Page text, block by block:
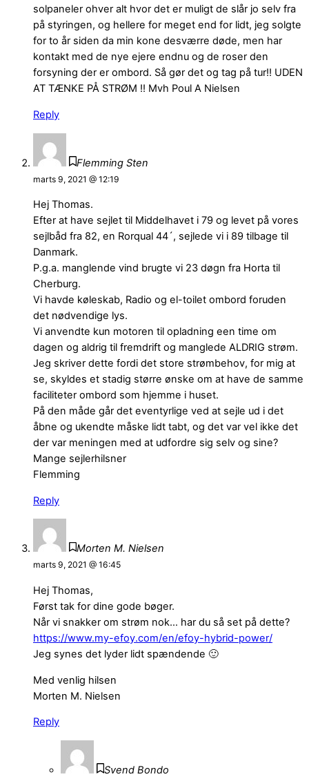
solpaneler ohver alt hvor det er muligt de slår jo selv fra
på styringen, og hellere for meget end for lidt, jeg solgte
for to år siden da min kone desværre døde, men har
kontakt med de nye ejere endnu og de roser den
forsyning der er ombord. Så gør det og tag på tur!! UDEN
AT TÆNKE PÅ STRØM !! Mvh Poul A Nielsen
Reply
Flemming Sten
marts 9, 2021 @ 12:19
Hej Thomas.
Efter at have sejlet til Middelhavet i 79 og levet på vores
sejlbåd fra 82, en Rorqual 44´, sejlede vi i 89 tilbage til
Danmark.
P.g.a. manglende vind brugte vi 23 døgn fra Horta til
Cherburg.
Vi havde køleskab, Radio og el-toilet ombord foruden
det nødvendige lys.
Vi anvendte kun motoren til opladning een time om
dagen og aldrig til fremdrift og manglede ALDRIG strøm.
Jeg skriver dette fordi det store strømbehov, for mig at
se, skyldes et stadig større ønske om at have de samme
faciliteter ombord som hjemme i huset.
På den måde går det eventyrlige ved at sejle ud i det
åbne og ukendte måske lidt tabt, og det var vel ikke det
der var meningen med at udfordre sig selv og sine?
Mange sejlerhilsner
Flemming
Reply
Morten M. Nielsen
marts 9, 2021 @ 16:45
Hej Thomas,
Først tak for dine gode bøger.
Når vi snakker om strøm nok… har du så set på dette?
https://www.my-efoy.com/en/efoy-hybrid-power/
Jeg synes det lyder lidt spændende 🙂
Med venlig hilsen
Morten M. Nielsen
Reply
Svend Bondo